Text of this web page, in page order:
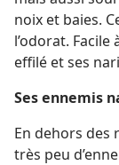
noix et baies.
l’odorat.
effilé et ses
Ses ennemis
En dehors des
très peu